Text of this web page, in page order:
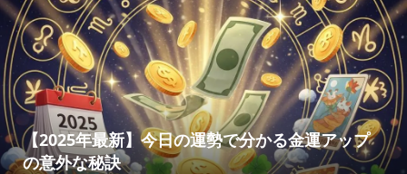
【2025年最新】今日の運勢で分かる金運アップ
の意外な秘訣